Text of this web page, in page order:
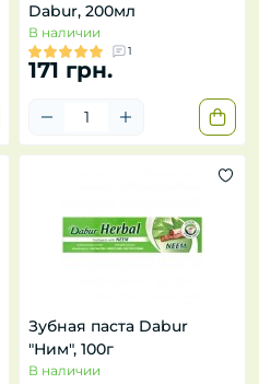
Dabur, 200мл
В наличии
1
171 грн.
Зубная паста Dabur
"Ним", 100г
В наличии